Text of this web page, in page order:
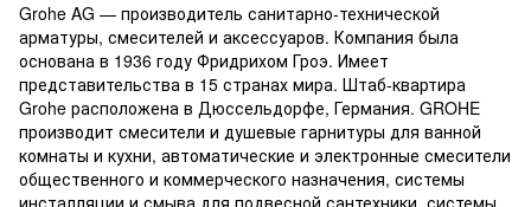
Теплый пол
Котлы и колонки
Grohe AG — производитель санитарно-технической
арматуры, смесителей и аксессуаров. Компания была
основана в 1936 году Фридрихом Гроэ. Имеет
представительства в 15 странах мира. Штаб-квартира
Grohe расположена в Дюссельдорфе, Германия. GROHE
производит смесители и душевые гарнитуры для ванной
комнаты и кухни, автоматические и электронные смесители
общественного и коммерческого назначения, системы
инсталляции и смыва для подвесной сантехники, системы